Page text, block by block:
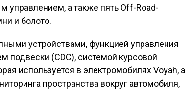
управлением, а также пять Off-Road-
и болото.
устройствами, функцией управления
(CDC), системой курсовой
используется в электромобилях Voyah, а
пространства вокруг автомобиля,